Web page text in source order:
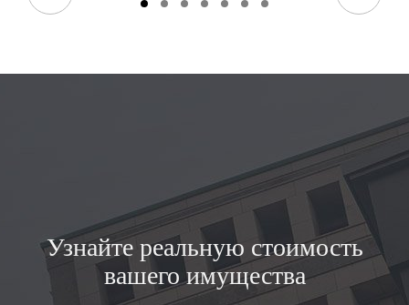
Узнайте реальную стоимость
вашего имущества